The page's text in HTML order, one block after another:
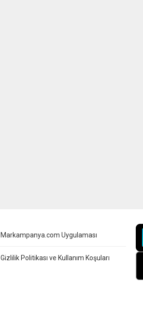
Markampanya.com Uygulaması
Gizlilik Politikası ve Kullanım Koşuları